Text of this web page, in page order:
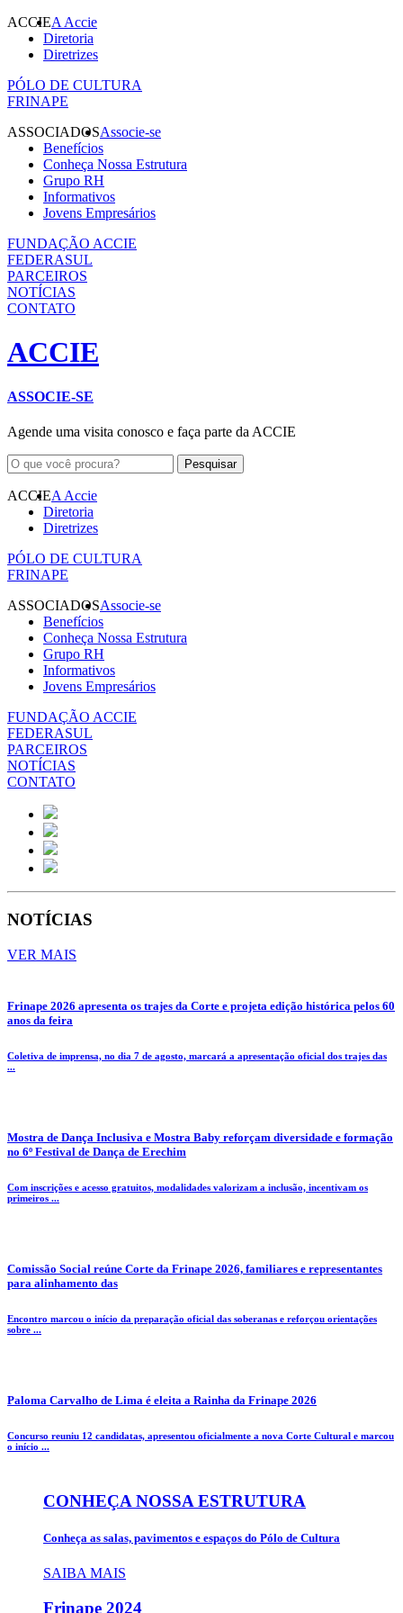
ACCIEA Accie
Diretoria
Diretrizes
PÓLO DE CULTURA
FRINAPE
ASSOCIADOSAssocie-se
Benefícios
Conheça Nossa Estrutura
Grupo RH
Informativos
Jovens Empresários
FUNDAÇÃO ACCIE
FEDERASUL
PARCEIROS
NOTÍCIAS
CONTATO
ACCIE
ASSOCIE-SE
Agende uma visita conosco e faça parte da ACCIE
ACCIEA Accie
Diretoria
Diretrizes
PÓLO DE CULTURA
FRINAPE
ASSOCIADOSAssocie-se
Benefícios
Conheça Nossa Estrutura
Grupo RH
Informativos
Jovens Empresários
FUNDAÇÃO ACCIE
FEDERASUL
PARCEIROS
NOTÍCIAS
CONTATO
NOTÍCIAS
VER MAIS
Frinape 2026 apresenta os trajes da Corte e projeta edição histórica pelos 60
anos da feira
Coletiva de imprensa, no dia 7 de agosto, marcará a apresentação oficial dos trajes das
...
Mostra de Dança Inclusiva e Mostra Baby reforçam diversidade e formação
no 6º Festival de Dança de Erechim
Com inscrições e acesso gratuitos, modalidades valorizam a inclusão, incentivam os
primeiros ...
Comissão Social reúne Corte da Frinape 2026, familiares e representantes
para alinhamento das
Encontro marcou o início da preparação oficial das soberanas e reforçou orientações
sobre ...
Paloma Carvalho de Lima é eleita a Rainha da Frinape 2026
Concurso reuniu 12 candidatas, apresentou oficialmente a nova Corte Cultural e marcou
o início ...
CONHEÇA NOSSA ESTRUTURA
Conheça as salas, pavimentos e espaços do Pólo de Cultura
SAIBA MAIS
Frinape 2024